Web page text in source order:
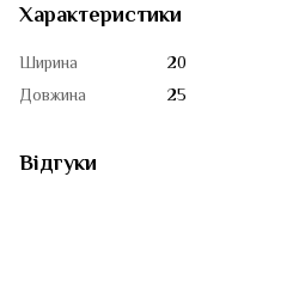
Характеристики
Ширина
20
Довжина
25
Відгуки